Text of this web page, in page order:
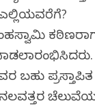
ಎಲ್ಲಿಯವರೆಗೆ?
ಬಹು ಪ್ರಸ್ತಾಪಿತ
ನಲವತ್ತರ